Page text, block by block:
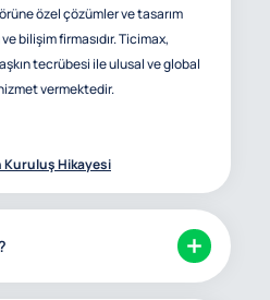
özel çözümler ve tasarım
bilişim firmasıdır. Ticimax,
tecrübesi ile ulusal ve global
vermektedir.
Kuruluş Hikayesi